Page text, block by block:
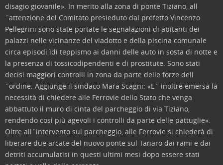
disagio giovanile». In merito alla zona di ponte Tiziano, all
´attenzione del Comitato presieduto dal prefetto Vincenzo
Pellegrini sono state portate le segnalazioni di abitanti dei
palazzi nelle vicinanze del viadotto e della piscina comunale
circa episodi ìdi teppismo ai danni delle auto in sosta di notte e
la presenza di tossicodipendenti e di prostitute. Sono stati
decisi maggiori controlli in zona da parte delle forze dell
´ordine. Aggiunge il sindaco Mara Scagni: «E´ inoltre emersa la
necessità di chiedere alle Ferrovie dello Stato che venga
abbattuto il muro di cinta del parcheggio di via Tiziano,
rendendo così più agevoli i controlli da parte delle pattuglie».
Oltre all´intervento sul parcheggio, alle Ferrovie si chiederà di
liberare due arcate del nuovo ponte sul Tanaro dai rami e dai
detriti accumulatisi in questi ultimi mesi dopo essere stati